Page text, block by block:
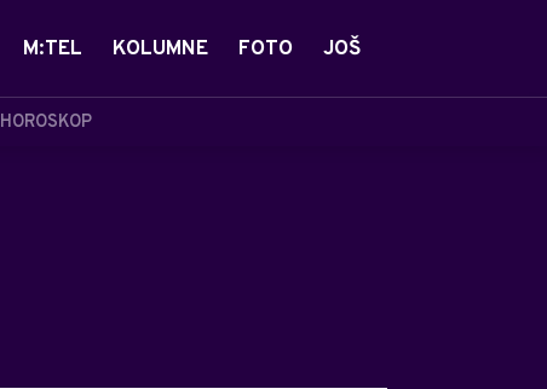
HOROSKOP
M:TEL KOLUMNE FOTO JOŠ